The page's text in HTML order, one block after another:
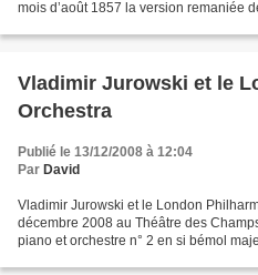
mois d’août 1857 la version remaniée
Vladimir Jurowski et le
Orchestra
Publié le 13/12/2008 à 12:04
Par David
Vladimir Jurowski et le London
décembre 2008 au Théâtre des
piano et orchestre n° 2 en si bémol